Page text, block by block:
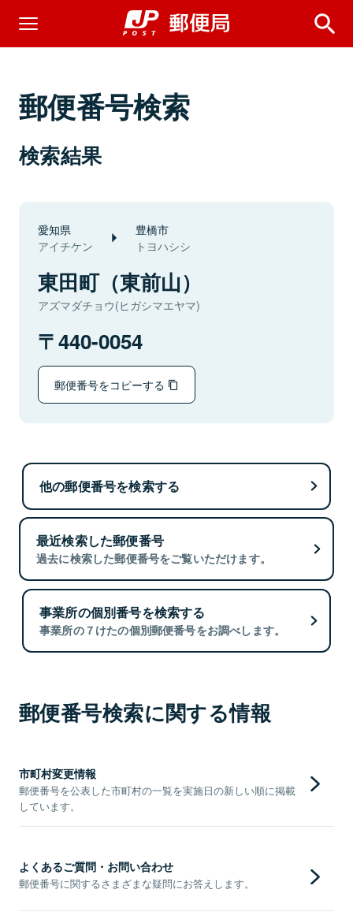
郵便番号検索
検索結果
愛知県
アイチケン
豊橋市
トヨハシシ
東田町（東前山）
アズマダチョウ(ヒガシマエヤマ)
440-0054
郵便番号をコピーする
他の郵便番号を検索する
最近検索した郵便番号
過去に検索した郵便番号をご覧いただけます。
事業所の個別番号を検索する
事業所の７けたの個別郵便番号をお調べします。
郵便番号検索に関する情報
市町村変更情報
郵便番号を公表した市町村の一覧を実施日の新しい順に掲載
しています。
よくあるご質問・お問い合わせ
郵便番号に関するさまざまな疑問にお答えします。